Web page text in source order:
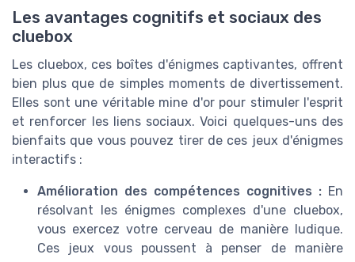
Les avantages cognitifs et sociaux des
cluebox
Les cluebox, ces boîtes d'énigmes captivantes, offrent
bien plus que de simples moments de divertissement.
Elles sont une véritable mine d'or pour stimuler l'esprit
et renforcer les liens sociaux. Voici quelques-uns des
bienfaits que vous pouvez tirer de ces jeux d'énigmes
interactifs :
Amélioration des compétences cognitives : En
résolvant les énigmes complexes d'une cluebox,
vous exercez votre cerveau de manière ludique.
Ces jeux vous poussent à penser de manière